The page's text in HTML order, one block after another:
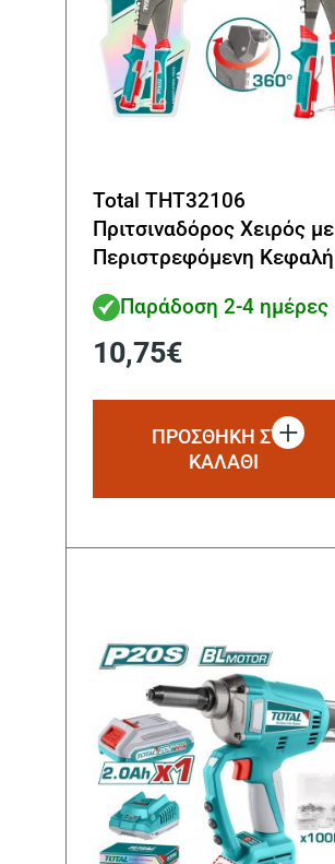
Total THT32106
Πριτσιναδόρος Χειρός με
Περιστρεφόμενη Κεφαλή
Παράδοση 2-4 ημέρες
10,75€
ΠΡΟΣΘΗΚΗ ΣΤΟ
ΚΑΛΑΘΙ